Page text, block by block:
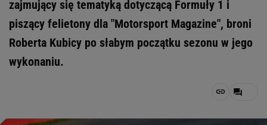
zajmujący się tematyką dotyczącą Formuły 1 i
piszący felietony dla "Motorsport Magazine", broni
Roberta Kubicy po słabym początku sezonu w jego
wykonaniu.